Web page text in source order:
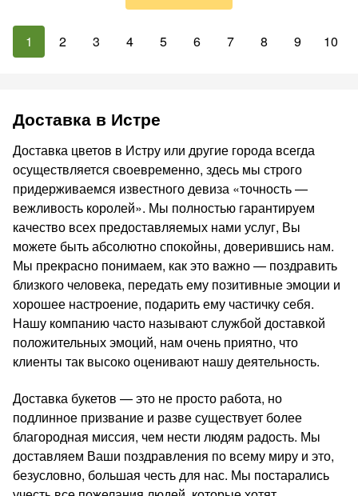
1 2 3 4 5 6 7 8 9 10
Доставка в Истре
Доставка цветов в Истру или другие города всегда
осуществляется своевременно, здесь мы строго
придерживаемся известного девиза «точность —
вежливость королей». Мы полностью гарантируем
качество всех предоставляемых нами услуг, Вы
можете быть абсолютно спокойны, доверившись нам.
Мы прекрасно понимаем, как это важно — поздравить
близкого человека, передать ему позитивные эмоции и
хорошее настроение, подарить ему частичку себя.
Нашу компанию часто называют службой доставкой
положительных эмоций, нам очень приятно, что
клиенты так высоко оценивают нашу деятельность.
Доставка букетов — это не просто работа, но
подлинное призвание и разве существует более
благородная миссия, чем нести людям радость. Мы
доставляем Ваши поздравления по всему миру и это,
безусловно, большая честь для нас. Мы постарались